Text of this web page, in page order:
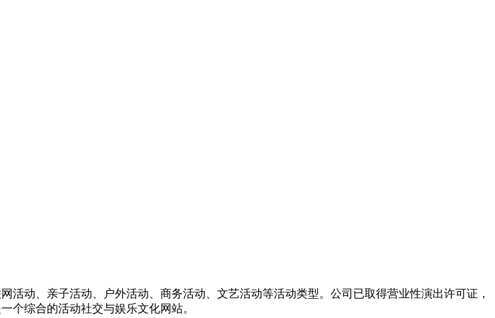
动、亲子活动、户外活动、商务活动、文艺活动等活动类型。公司已取得营业性演出许可证，
个综合的活动社交与娱乐文化网站。